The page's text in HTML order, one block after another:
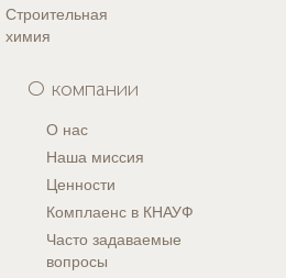
Строительная
химия
О компании
О нас
Наша миссия
Ценности
Комплаенс в КНАУФ
Часто задаваемые
вопросы